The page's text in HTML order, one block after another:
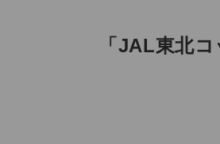
「JAL東北